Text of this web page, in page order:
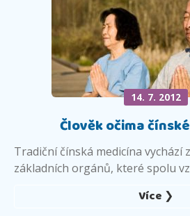
14. 7. 2012
Člověk očima
Tradiční čínská medicína vychází
základních orgánů, které spolu
Více ❯